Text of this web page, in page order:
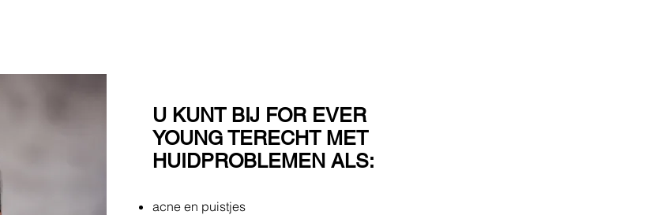
U KUNT BIJ FOR EVER
YOUNG TERECHT MET
HUIDPROBLEMEN ALS:
acne en puistjes